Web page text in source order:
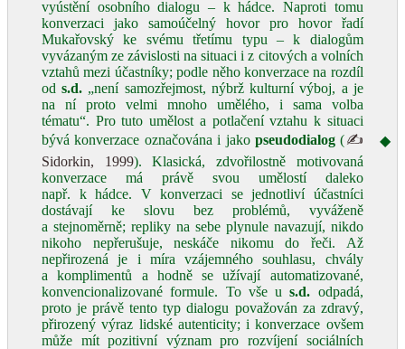
vyústění osobního dialogu – k hádce. Naproti tomu
konverzaci jako samoúčelný hovor pro hovor řadí
Mukařovský ke svému třetímu typu – k dialogům
vyvázaným ze závislosti na situaci i z citových a volních
vztahů mezi účastníky; podle něho konverzace na rozdíl
ods.d. „není samozřejmost, nýbrž kulturní výboj, a je
na ní proto velmi mnoho umělého, i sama volba
tématu“. Pro tuto umělost a potlačení vztahu k situaci
bývá konverzace označována i jako pseudodialog(✍
Sidorkin, 1999). Klasická, zdvořilostně motivovaná
konverzace má právě svou umělostí daleko
např. k hádce. V konverzaci se jednotliví účastníci
dostávají ke slovu bez problémů, vyváženě
a stejnoměrně; repliky na sebe plynule navazují, nikdo
nikoho nepřerušuje, neskáče nikomu do řeči. Až
nepřirozená je i míra vzájemného souhlasu, chvály
a komplimentů a hodně se užívají automatizované,
konvencionalizované formule. To vše us.d. odpadá,
proto je právě tento typ dialogu považován za zdravý,
přirozený výraz lidské autenticity; i konverzace ovšem
může mít pozitivní význam pro rozvíjení sociálních
◆